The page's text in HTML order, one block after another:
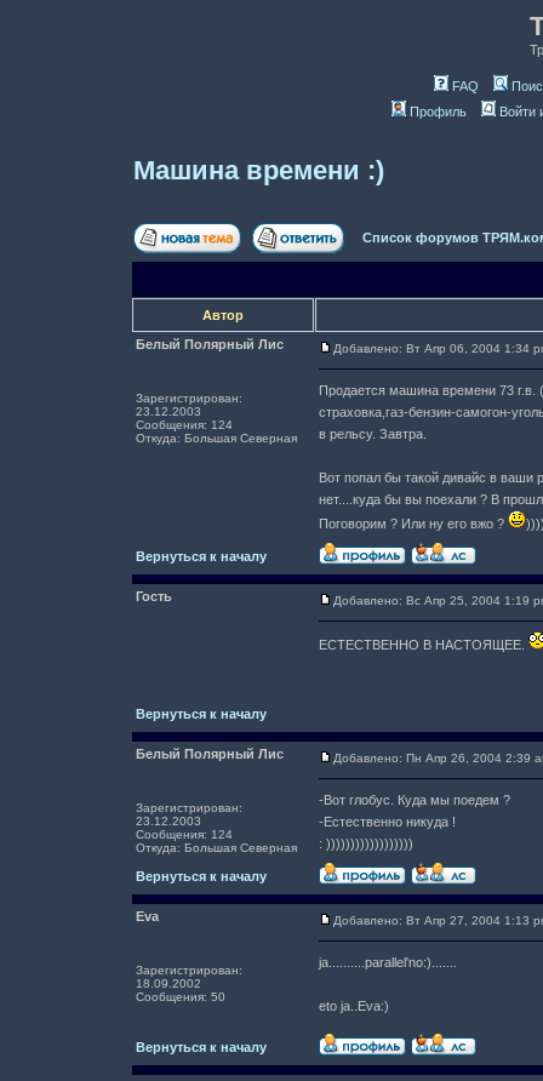
FAQ
Профиль
Войти
Машина времени :)
Список форумов
Автор
Белый Полярный Лис
Зарегистрирован:
23.12.2003
Сообщения: 124
Откуда: Большая Северная
Добавлено: Вт Апр 06, 2004 1:34
Продается машина времени 73
страховка,газ-бензин-самогон-
в рельсу. Завтра.
Вот попал бы такой дивайс в ваши
нет....куда бы вы поехали ? В
Поговорим ? Или ну его вжо ?
Вернуться к началу
Гость Добавлено: Вс Апр 25, 2004 1:19
ЕСТЕСТВЕННО В НАСТОЯЩЕЕ.
Вернуться к началу
Белый Полярный Лис
Зарегистрирован:
23.12.2003
Сообщения: 124
Откуда: Большая Северная
Добавлено: Пн Апр 26, 2004 2:39
-Вот глобус. Куда мы поедем ?
-Естественно никуда !
: ))))))))))))))))))
Вернуться к началу
Eva
Зарегистрирован:
18.09.2002
Сообщения: 50
Добавлено: Вт Апр 27, 2004 1:13
ja..........parallel'no:).......
eto ja..Eva:)
Вернуться к началу